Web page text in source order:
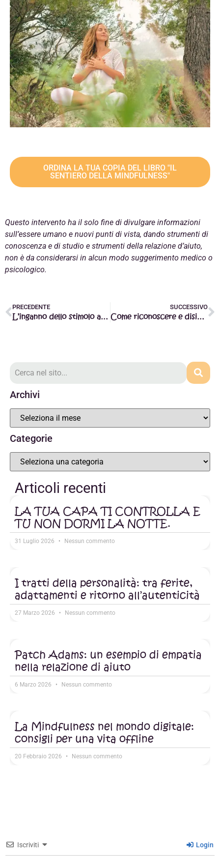
ORDINA LA TUA COPIA DEL LIBRO "IL
SENTIERO DELLA MINDFULNESS"
Questo intervento ha il solo fine di divulgare informazioni
sull’essere umano e nuovi punti di vista, dando strumenti di
conoscenza e di studio e strumenti della relazione d’aiuto,
non è da considerarsi in alcun modo suggerimento medico o
psicologico.
PRECEDENTE
L’inganno dello stimolo al fare: come perdersi nella superficialità
SUCCESSIVO
Come riconoscere e disinnescare i meccanismi autosabotanti con la Mindfulness
Archivi
Categorie
Articoli recenti
LA TUA CAPA TI CONTROLLA E
TU NON DORMI LA NOTTE.
31 Luglio 2026 Nessun commento
I tratti della personalità: tra ferite,
adattamenti e ritorno all’autenticità
27 Marzo 2026 Nessun commento
Patch Adams: un esempio di empatia
nella relazione di aiuto
6 Marzo 2026 Nessun commento
La Mindfulness nel mondo digitale:
consigli per una vita offline
20 Febbraio 2026 Nessun commento
Iscriviti Login